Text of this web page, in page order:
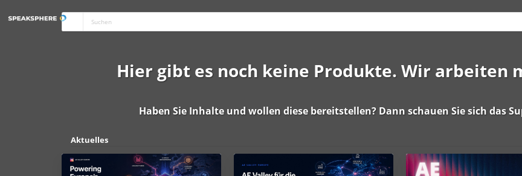
Hier gibt es noch keine Produkte. Wir arbeiten
Haben Sie Inhalte und wollen diese bereitstellen? Dann schauen Sie sich das
Aktuelles